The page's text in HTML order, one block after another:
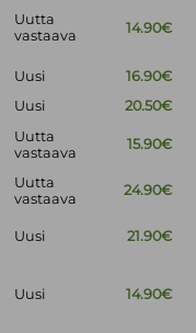
Uutta
vastaava
14.90€
Uusi
16.90€
Uusi
20.50€
Uutta
vastaava
15.90€
Uutta
vastaava
24.90€
Uusi 21.90€
Uusi 14.90€